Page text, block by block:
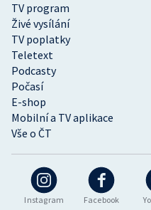
Instagram Facebook
TV program
Živé vysílání
TV poplatky
Teletext
Podcasty
Počasí
E-shop
Mobilní a TV aplikace
Vše o ČT